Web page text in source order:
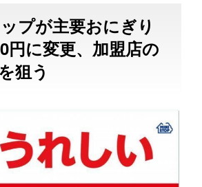
プが主要おにぎり
円に変更、加盟店の
狙う